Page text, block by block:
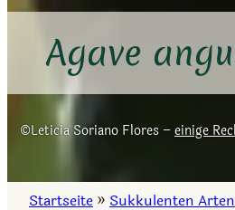
Agave
Leticia Soriano Flores –einige
Startseite » Sukkulenten Arten